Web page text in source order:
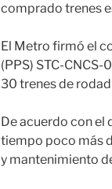
comprado trenes
El Metro firmó el
(PPS) STC-
30 trenes de
De acuerdo con el
tiempo poco más
y mantenimiento